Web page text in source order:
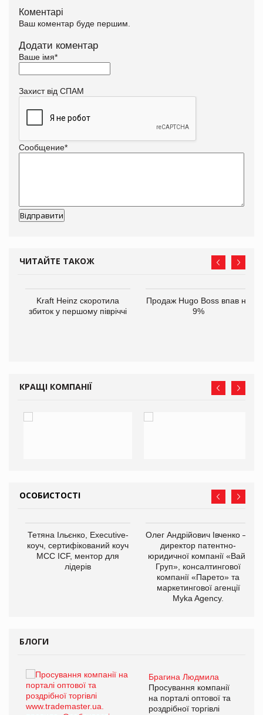
Коментарі
Ваш коментар буде першим.
Додати коментар
Ваше імя*
Захист від СПАМ
Сообщение*
ЧИТАЙТЕ ТАКОЖ
Kraft Heinz скоротила
збиток у першому півріччі
Продаж Hugo Boss впав на
9%
КРАЩІ КОМПАНІЇ
ОСОБИСТОСТІ
Тетяна Ільєнко, Executive-
коуч, сертифікований коуч
МСС ICF, ментор для
лідерів
Олег Андрійович Івченко —
директор патентно-
юридичної компанії «Вайз
Груп», консалтингової
компанії «Парето» та
маркетингової агенції
Myka Agency.
БЛОГИ
Брагина Людмила
Просування компанії
на порталі оптової та
роздрібної торгівлі